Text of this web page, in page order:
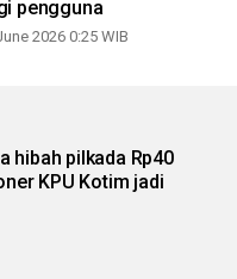
pengguna
2026 0:25 WIB
hibah pilkada Rp40
KPU Kotim jadi